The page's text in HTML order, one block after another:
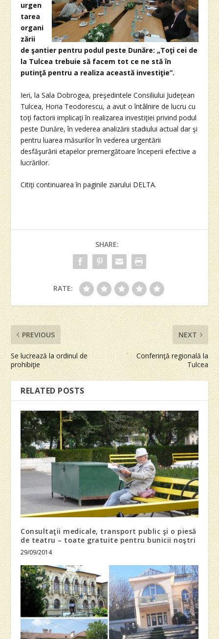
urgen
tarea
organi
zării
de şantier pentru podul peste Dunăre: „Toţi cei de
la Tulcea trebuie să facem tot ce ne stă în
putinţă pentru a realiza această investiţie”.
Ieri, la Sala Dobrogea, preşedintele Consiliului Judeţean
Tulcea, Horia Teodorescu, a avut o întâlnire de lucru cu
toţi factorii implicaţi în realizarea investiţiei privind podul
peste Dunăre, în vederea analizării stadiului actual dar şi
pentru luarea măsurilor în vederea urgentării
desfăşurării etapelor premergătoare începerii efective a
lucrărilor.
Citiţi continuarea în paginile ziarului DELTA.
SHARE:
RATE:
PREVIOUS
Se lucrează la ordinul de
prohibiţie
NEXT
Conferinţă regională la
Tulcea
RELATED POSTS
Consultaţii medicale, transport public şi o piesă
de teatru – toate gratuite pentru bunicii noştri
29/09/2014